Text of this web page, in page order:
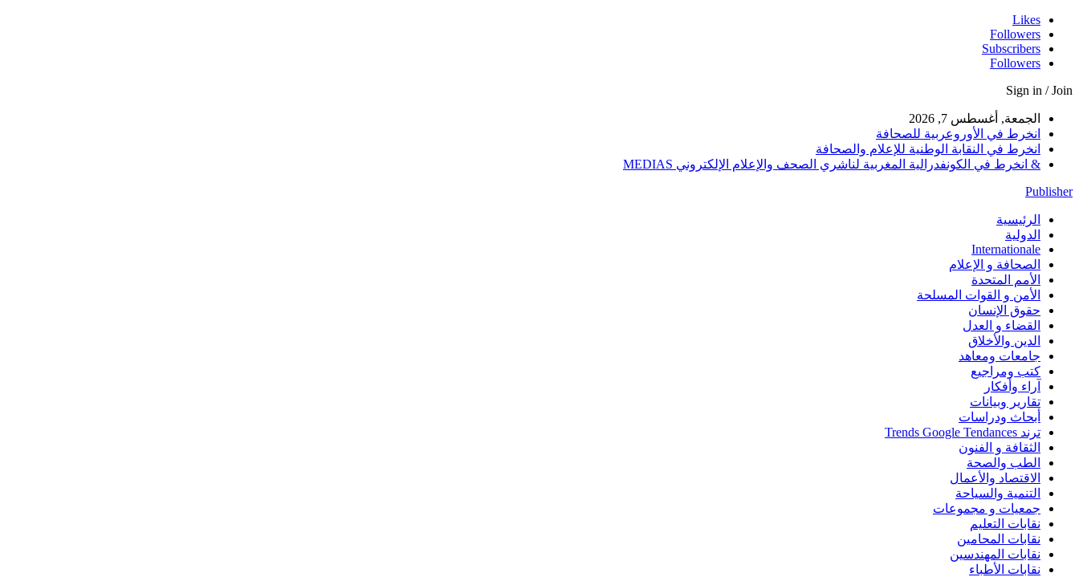
Likes
Followers
Subscribers
Followers
Sign in / Join
الجمعة, أغسطس 7, 2026
انخرط في الأوروعربية للصحافة
انخرط في النقابة الوطنية للإعلام والصحافة
& انخرط في الكونفدرالية المغربية لناشري الصحف والإعلام الإلكتروني MEDIAS
Publisher
الرئيسية
الدولية
Internationale
الصحافة و الإعلام
الأمم المتحدة
الأمن و القوات المسلحة
حقوق الإنسان
القضاء و العدل
الدين والأخلاق
جامعات ومعاهد
كتب ومراجيع
آراء وأفكار
تقارير وبيانات
أبحاث ودراسات
ترند Trends Google Tendances
الثقافة و الفنون
الطب والصحة
الاقتصاد والأعمال
التنمية والسياحة
جمعيات و مجموعات
نقابات التعليم
نقابات المحامين
نقابات المهندسين
نقابات الأطباء